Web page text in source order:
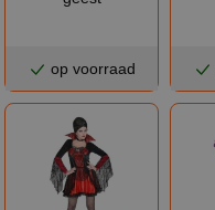
op voorraad